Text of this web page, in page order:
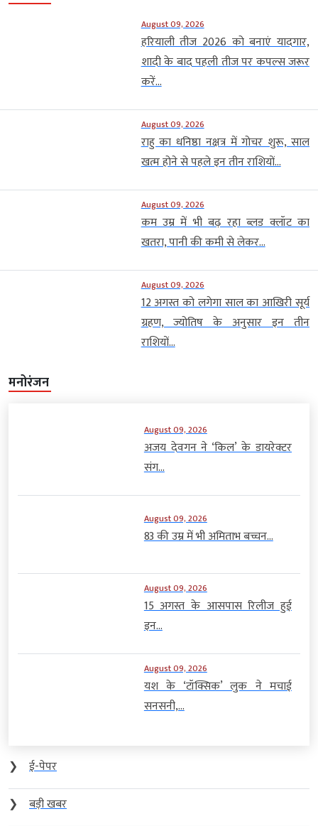
August 09, 2026
हरियाली तीज 2026 को बनाएं यादगार,
शादी के बाद पहली तीज पर कपल्स जरूर
करें...
August 09, 2026
राहु का धनिष्ठा नक्षत्र में गोचर शुरू, साल
खत्म होने से पहले इन तीन राशियों...
August 09, 2026
कम उम्र में भी बढ़ रहा ब्लड क्लॉट का
खतरा, पानी की कमी से लेकर...
August 09, 2026
12 अगस्त को लगेगा साल का आखिरी सूर्य
ग्रहण, ज्योतिष के अनुसार इन तीन
राशियों...
मनोरंजन
August 09, 2026
अजय देवगन ने ‘किल’ के डायरेक्टर
संग...
August 09, 2026
83 की उम्र में भी अमिताभ बच्चन...
August 09, 2026
15 अगस्त के आसपास रिलीज हुई
इन...
August 09, 2026
यश के ‘टॉक्सिक’ लुक ने मचाई
सनसनी,...
❯
ई-पेपर
❯
बड़ी खबर